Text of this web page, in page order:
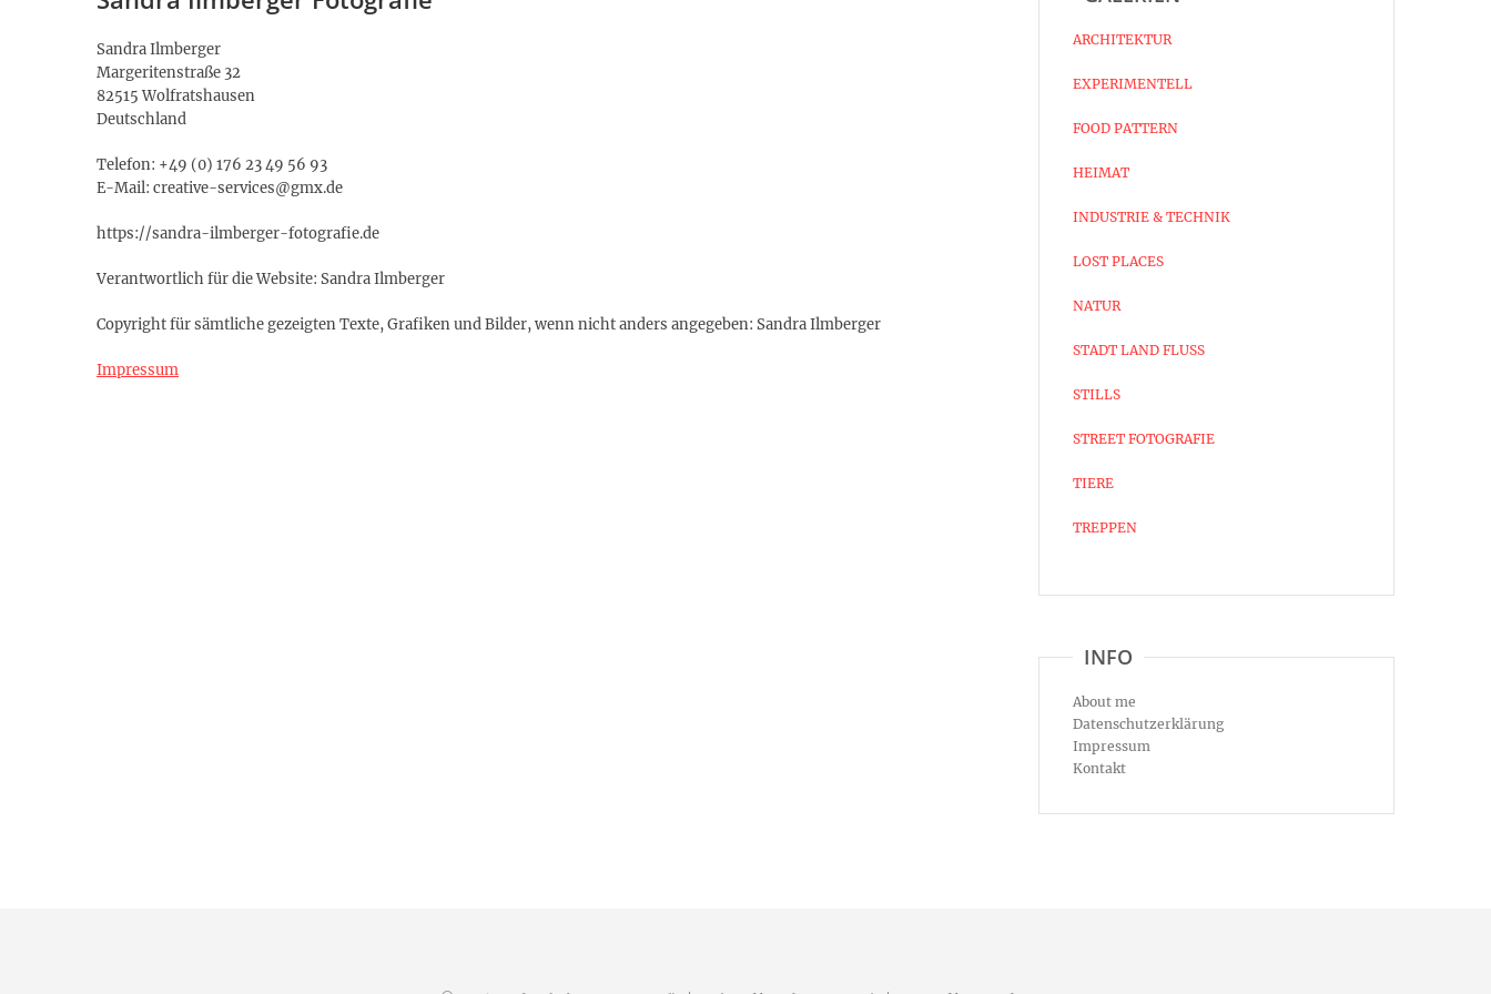
Sandra Ilmberger
Margeritenstraße 32
82515 Wolfratshausen
Deutschland
Telefon: +49 (0) 176 23 49 56 93
E-Mail: creative-services@gmx.de
https://sandra-ilmberger-fotografie.de
Verantwortlich für die Website: Sandra Ilmberger
Copyright für sämtliche gezeigten Texte, Grafiken und Bilder, wenn nicht anders angegeben: Sandra Ilmberger
Impressum
ARCHITEKTUR
EXPERIMENTELL
FOOD PATTERN
HEIMAT
INDUSTRIE & TECHNIK
LOST PLACES
NATUR
STADT LAND FLUSS
STILLS
STREET FOTOGRAFIE
TIERE
TREPPEN
INFO
About me
Datenschutzerklärung
Impressum
Kontakt